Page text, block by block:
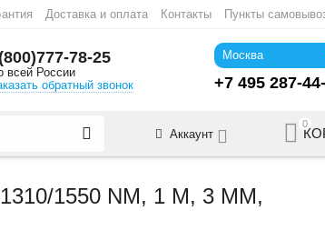
Доставка и оплата Контакты Пункты
78-25
всей России
обратный звонок
+7 495 287-
0
Аккаунт
1550 NM, 1 M, 3 MM,